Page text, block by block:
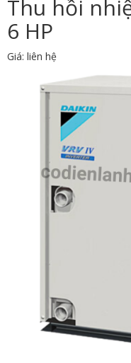
Thu hồi
6 HP
Giá: liên hệ